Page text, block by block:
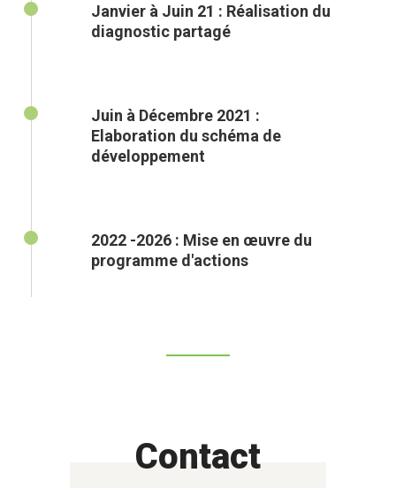
Janvier à Juin 21 : Réalisation du
diagnostic partagé
Juin à Décembre 2021 :
Elaboration du schéma de
développement
2022 -2026 : Mise en œuvre du
programme d'actions
Contact